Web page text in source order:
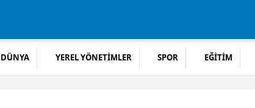
DÜNYA YEREL YÖNETİMLER SPOR EĞİTİM